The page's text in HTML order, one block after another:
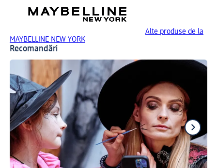
Alte produse de la
MAYBELLINE NEW YORK
Recomandări